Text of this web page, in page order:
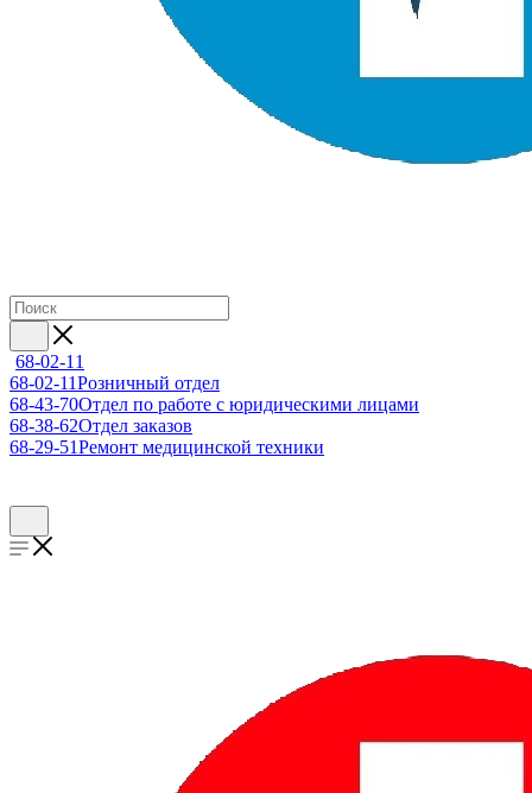
68-02-11
68-02-11Розничный отдел
68-43-70Отдел по работе с юридическими лицами
68-38-62Отдел заказов
68-29-51Ремонт медицинской техники